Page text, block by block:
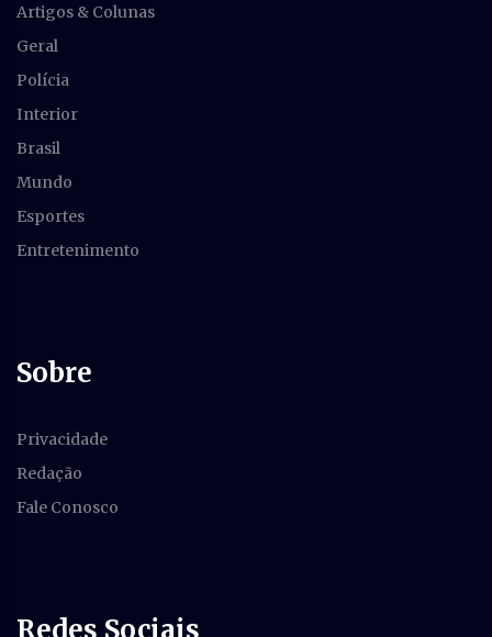
Artigos & Colunas
Geral
Polícia
Interior
Brasil
Mundo
Esportes
Entretenimento
Sobre
Privacidade
Redação
Fale Conosco
Redes Sociais